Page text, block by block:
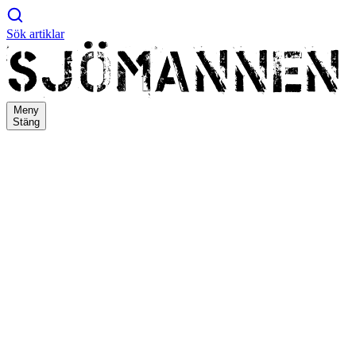
Sök artiklar
Meny
Stäng